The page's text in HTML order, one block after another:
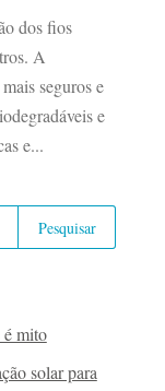
dos fios
A
seguros e
e
e...
é mito
solar para